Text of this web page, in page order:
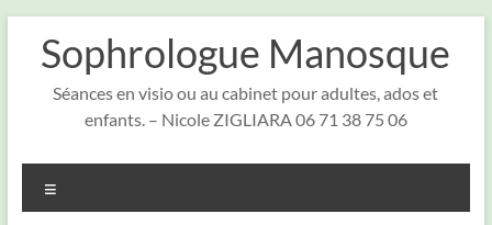
contenuSophrologue Manosque
Séances en visio ou au cabinet pour adultes, ados et
enfants. – Nicole ZIGLIARA 06 71 38 75 06